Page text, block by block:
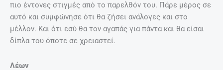
πιο έντονες στιγμές από το παρελθόν του. Πάρε μέρος σε
αυτό και συμφώνησε ότι θα ζήσει ανάλογες και στο
μέλλον. Και ότι εσύ θα τον αγαπάς για πάντα και θα είσαι
δίπλα του όποτε σε χρειαστεί.
Λέων